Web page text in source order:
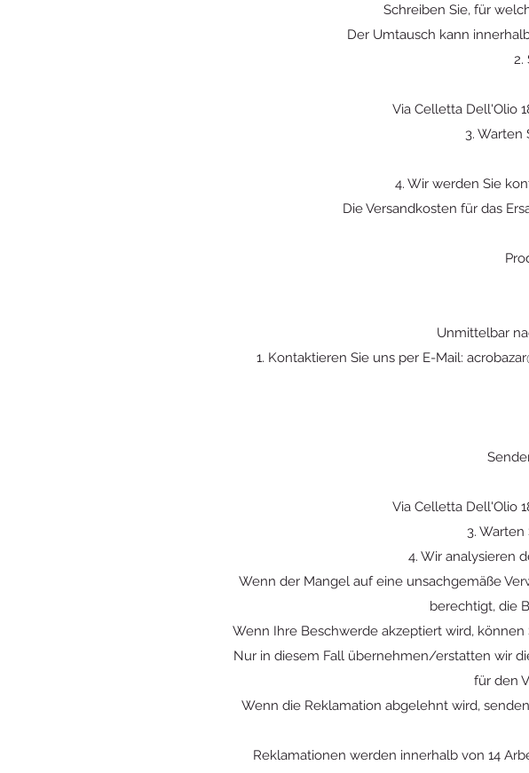
Schreiben Sie, für
Der Umtausch kann
2.
Via Celletta Dell'Olio
3. Warten
4. Wir werden Sie
Die Versandkosten für das
Unmittelbar
1. Kontaktieren Sie uns per E-Mail:
Via Celletta Dell'Olio
3.
4. Wir analysieren
Wenn der Mangel auf eine unsachgemäße
berechtigt, die
Wenn Ihre Beschwerde akzeptiert wird,
Nur in diesem Fall übernehmen/erstatten wir
für den
Wenn die Reklamation abgelehnt wird,
Reklamationen werden innerhalb von 14